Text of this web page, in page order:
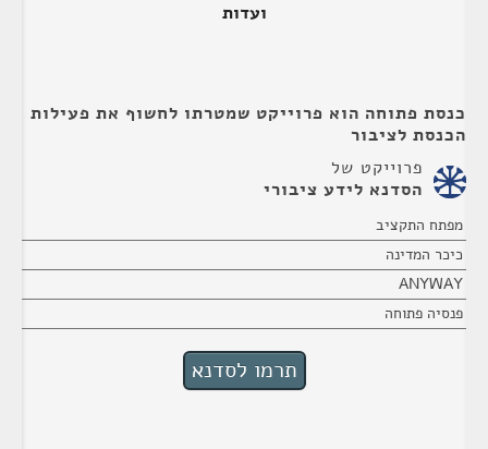
ועדות
כנסת פתוחה הוא פרוייקט שמטרתו לחשוף את פעילות
הכנסת לציבור
פרוייקט של
הסדנא לידע ציבורי
מפתח התקציב
כיכר המדינה
ANYWAY
פנסיה פתוחה